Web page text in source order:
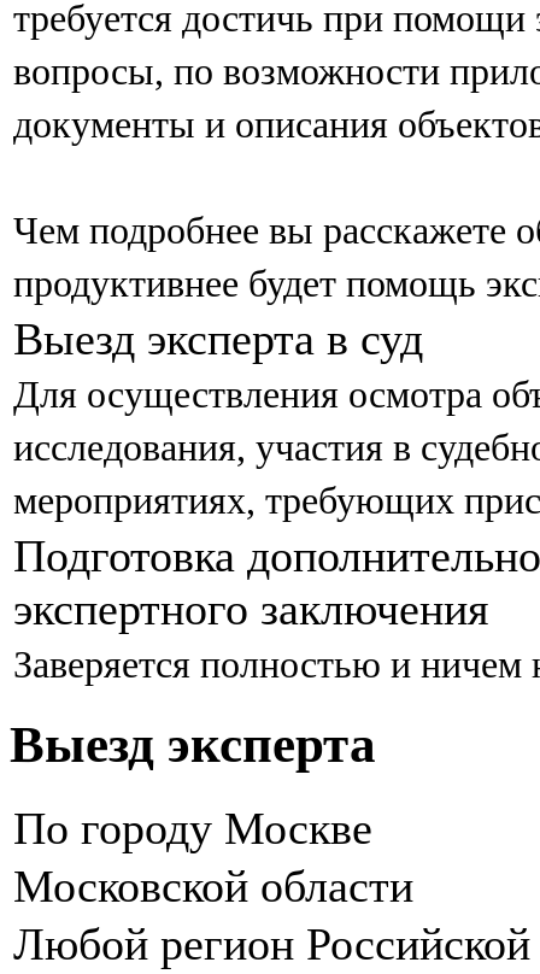
требуется достичь при
вопросы, по возможности
документы и описания
Чем подробнее вы расскажете
продуктивнее будет помощь
Выезд эксперта в суд
Для осуществления осмотра
исследования, участия в
мероприятиях, требующих
Подготовка
экспертного заключения
Заверяется полностью и ничем
Выезд эксперта
По городу Москве
Московской области
Любой регион